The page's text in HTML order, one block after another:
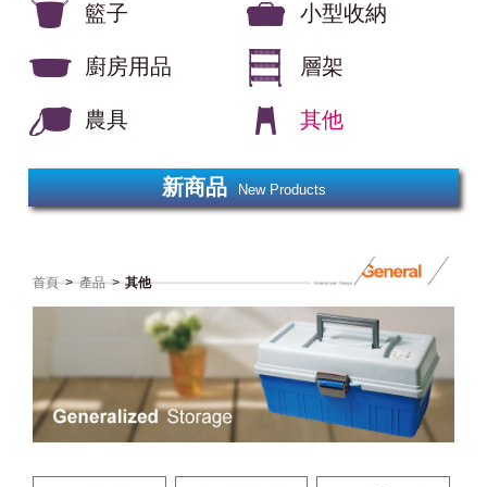
籃子 小型收納
廚房用品 層架
農具 其他
新商品 New Products
首頁 > 產品 > 其他